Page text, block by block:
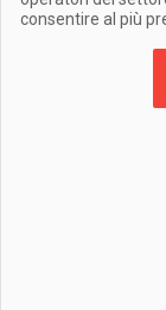
consentire al più